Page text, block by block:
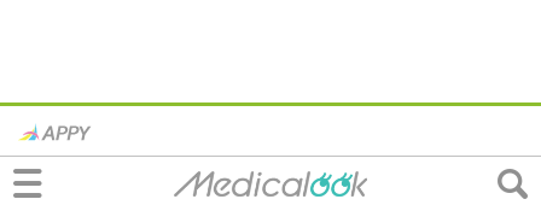
なぜ？生理後にチクチク下腹部痛…。病気
のサイン？病院行くべき？